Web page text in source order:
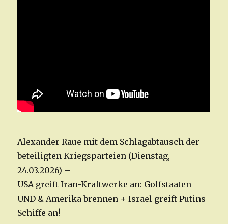
Alexander Raue mit dem Schlagabtausch der
beteiligten Kriegsparteien (Dienstag,
24.03.2026) –
USA greift Iran-Kraftwerke an: Golfstaaten
UND & Amerika brennen + Israel greift Putins
Schiffe an!